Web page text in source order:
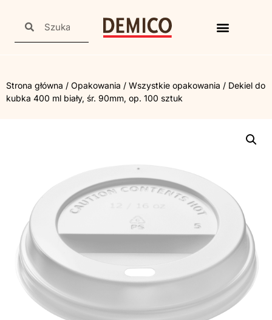
Strona główna / Opakowania / Wszystkie opakowania / Dekiel do
kubka 400 ml biały, śr. 90mm, op. 100 sztuk